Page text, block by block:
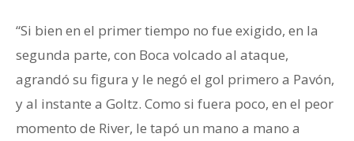
“Si bien en el primer tiempo no fue exigido, en la
segunda parte, con Boca volcado al ataque,
agrandó su figura y le negó el gol primero a Pavón,
y al instante a Goltz. Como si fuera poco, en el peor
momento de River, le tapó un mano a mano a